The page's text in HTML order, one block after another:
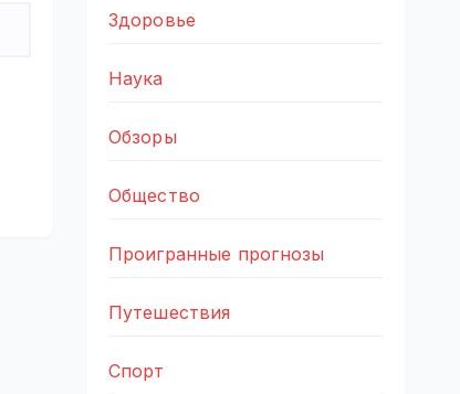
Здоровье
Наука
Обзоры
Общество
Проигранные прогнозы
Путешествия
Спорт